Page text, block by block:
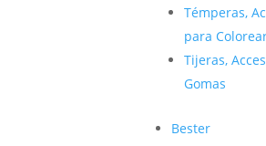
Témperas,
para
Tijeras,
Gomas
Bester